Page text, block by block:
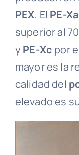
PEX. El PE-Xa
superior al
y PE-Xc por
mayor es la
calidad del
elevado es